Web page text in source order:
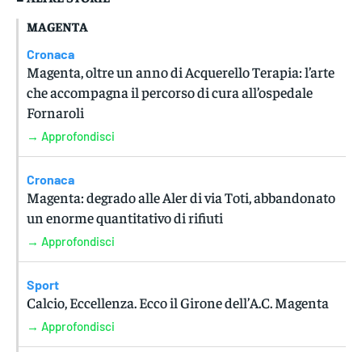
MAGENTA
Cronaca
Magenta, oltre un anno di Acquerello Terapia: l’arte
che accompagna il percorso di cura all’ospedale
Fornaroli
→ Approfondisci
Cronaca
Magenta: degrado alle Aler di via Toti, abbandonato
un enorme quantitativo di rifiuti
→ Approfondisci
Sport
Calcio, Eccellenza. Ecco il Girone dell’A.C. Magenta
→ Approfondisci